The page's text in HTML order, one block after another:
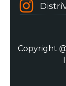
Copyright